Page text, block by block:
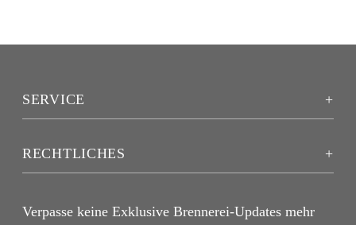
Verpasse keine Exklusive Brennerei-Updates mehr
SERVICE
RECHTLICHES